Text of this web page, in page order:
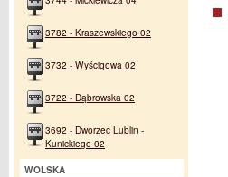
3782 - Kraszewskiego 02
3732 - Wyścigowa 02
3722 - Dąbrowska 02
3692 - Dworzec Lublin -
Kunickiego 02
WOLSKA